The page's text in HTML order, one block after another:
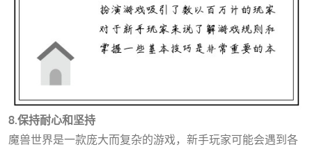
8.保持耐心和坚持
魔兽世界是一款庞大而复杂的游戏，新手玩家可能会遇到各